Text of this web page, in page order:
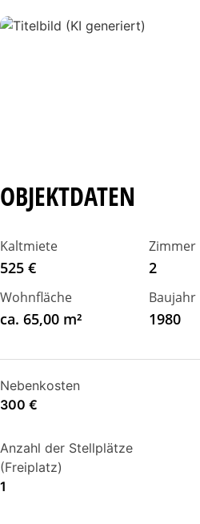
OBJEKTDATEN
Kaltmiete
525 €
Zimmer
2
Wohnfläche
ca. 65,00 m²
Baujahr
1980
Nebenkosten
300 €
Anzahl der Stellplätze
(Freiplatz)
1